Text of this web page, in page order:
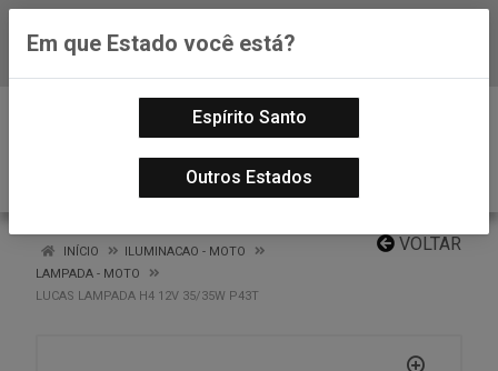
Baixe já nosso APP
VOLTAR
INÍCIO
ILUMINACAO - MOTO
LAMPADA - MOTO
LUCAS LAMPADA H4 12V 35/35W P43T
Em que Estado você está?
Espírito Santo
Outros Estados